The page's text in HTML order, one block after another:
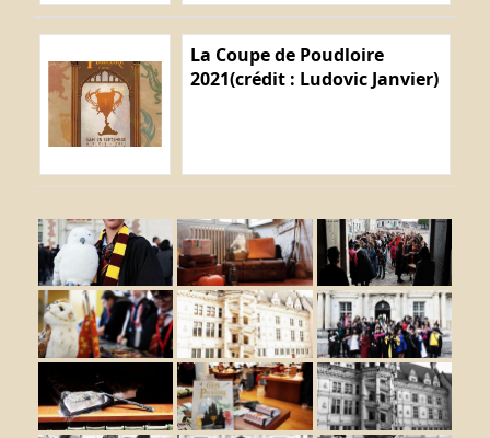
La Coupe de Poudloire
2021(crédit : Ludovic Janvier)